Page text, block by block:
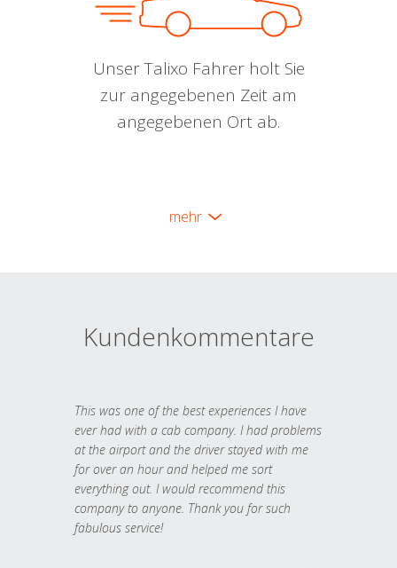
Unser Talixo Fahrer holt Sie
zur angegebenen Zeit am
angegebenen Ort ab.
mehr
Kundenkommentare
This was one of the best experiences I have
ever had with a cab company. I had problems
at the airport and the driver stayed with me
for over an hour and helped me sort
everything out. I would recommend this
company to anyone. Thank you for such
fabulous service!